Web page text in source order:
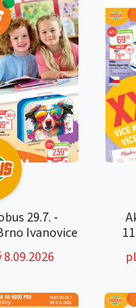
29.7. -
Ivanovice